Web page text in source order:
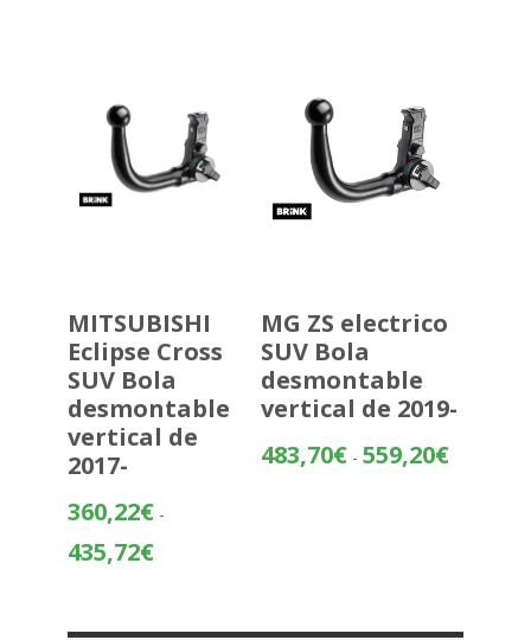
MITSUBISHI
Eclipse Cross
SUV Bola
desmontable
vertical de
2017-
360,22€ -
435,72€Rango
desde
MG ZS electrico
SUV Bola
desmontable
vertical de 2019-
483,70€ - 559,20€Rango